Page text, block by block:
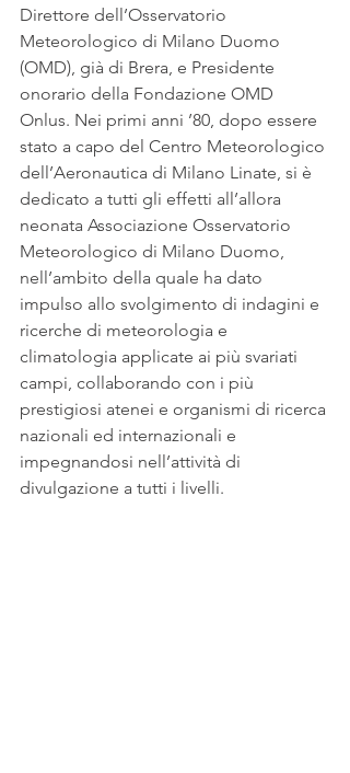
Direttore dell’Osservatorio
Meteorologico di Milano Duomo
(OMD), già di Brera, e Presidente
onorario della Fondazione OMD
Onlus. Nei primi anni ’80, dopo essere
stato a capo del Centro Meteorologico
dell’Aeronautica di Milano Linate, si è
dedicato a tutti gli effetti all’allora
neonata Associazione Osservatorio
Meteorologico di Milano Duomo,
nell’ambito della quale ha dato
impulso allo svolgimento di indagini e
ricerche di meteorologia e
climatologia applicate ai più svariati
campi, collaborando con i più
prestigiosi atenei e organismi di ricerca
nazionali ed internazionali e
impegnandosi nell’attività di
divulgazione a tutti i livelli.